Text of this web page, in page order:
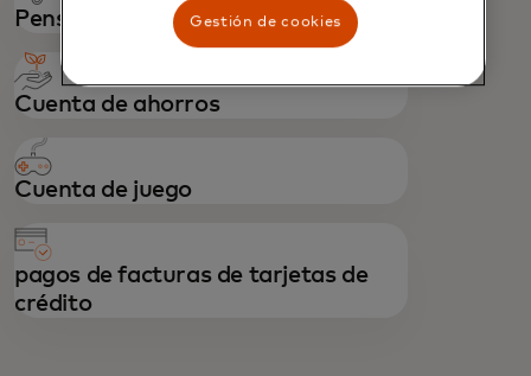
Pensiones
Cuenta de ahorros
Cuenta de juego
pagos de facturas de tarjetas de
crédito
Gestión de cookies